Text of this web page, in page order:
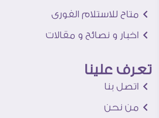
متاح للاستلام الفورى
اخبار و نصائح و مقالات
تعرف علينا
اتصل بنا
من نحن